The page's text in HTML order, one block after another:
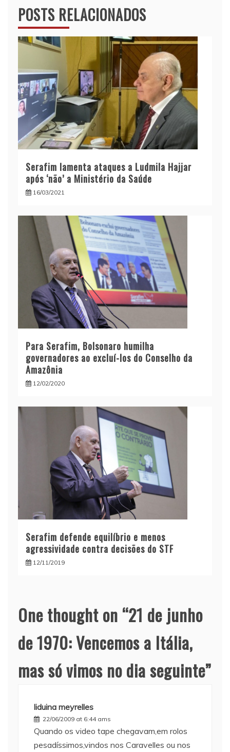
POSTS RELACIONADOS
Serafim lamenta ataques a Ludmila Hajjar
após ‘não’ a Ministério da Saúde
16/03/2021
Para Serafim, Bolsonaro humilha
governadores ao excluí-los do Conselho da
Amazônia
12/02/2020
Serafim defende equilíbrio e menos
agressividade contra decisões do STF
12/11/2019
One thought on “21 de junho
de 1970: Vencemos a Itália,
mas só vimos no dia seguinte”
liduina meyrelles
22/06/2009 at 6:44 ams
Quando os video tape chegavam,em rolos
pesadíssimos,vindos nos Caravelles ou nos